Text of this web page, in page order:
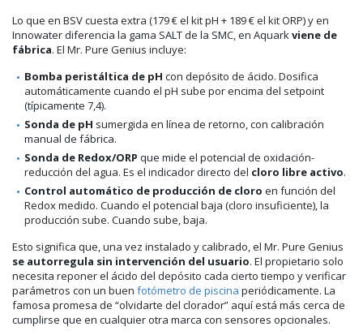
Lo que en BSV cuesta extra (179 € el kit pH + 189 € el kit ORP) y en
Innowater diferencia la gama SALT de la SMC, en Aquarkviene de
fábrica. El Mr. Pure Genius incluye:
Bomba peristáltica de pH con depósito de ácido. Dosifica
automáticamente cuando el pH sube por encima del setpoint
(típicamente 7,4).
Sonda de pH sumergida en línea de retorno, con calibración
manual de fábrica.
Sonda de Redox/ORP que mide el potencial de oxidación-
reducción del agua. Es el indicador directo del cloro libre activo.
Control automático de producción de cloro en función del
Redox medido. Cuando el potencial baja (cloro insuficiente), la
producción sube. Cuando sube, baja.
Esto significa que, una vez instalado y calibrado, el Mr. Pure Genius
se autorregula sin intervención del usuario. El propietario solo
necesita reponer el ácido del depósito cada cierto tiempo y verificar
parámetros con un buen fotómetro de piscina periódicamente. La
famosa promesa de “olvidarte del clorador” aquí está más cerca de
cumplirse que en cualquier otra marca con sensores opcionales.